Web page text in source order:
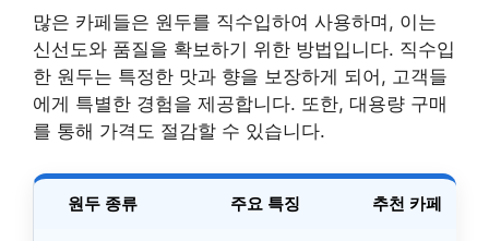
많은 카페들은 원두를 직수입하여 사용하며, 이는
신선도와 품질을 확보하기 위한 방법입니다. 직수입
한 원두는 특정한 맛과 향을 보장하게 되어, 고객들
에게 특별한 경험을 제공합니다. 또한, 대용량 구매
를 통해 가격도 절감할 수 있습니다.
원두 종류 주요 특징 추천 카페